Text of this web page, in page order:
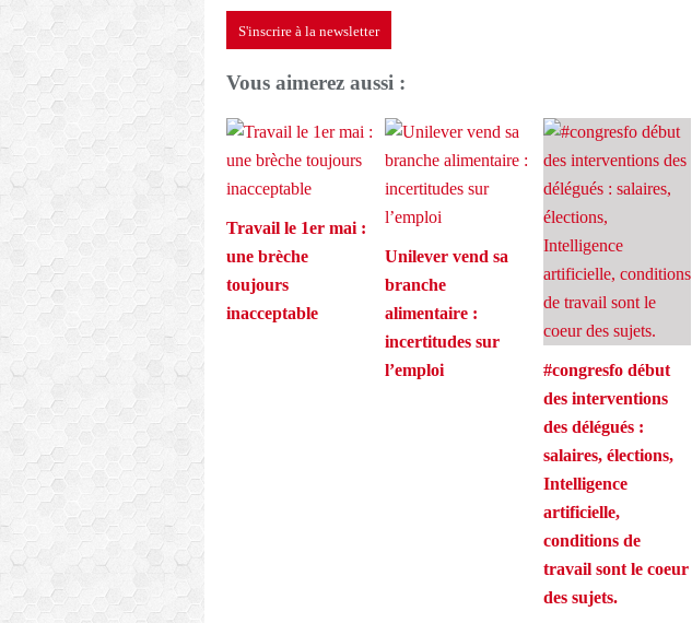
S'inscrire à la newsletter
Vous aimerez aussi :
Travail le 1er mai :
une brèche
toujours
inacceptable
Unilever vend sa
branche
alimentaire :
incertitudes sur
l’emploi
#congresfo début
des interventions
des délégués :
salaires, élections,
Intelligence
artificielle,
conditions de
travail sont le coeur
des sujets.